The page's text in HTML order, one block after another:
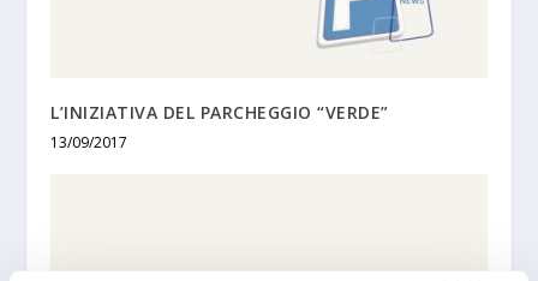
L’INIZIATIVA DEL PARCHEGGIO “VERDE”
13/09/2017